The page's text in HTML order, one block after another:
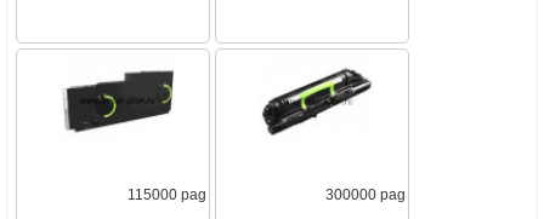
115000 pag 300000 pag